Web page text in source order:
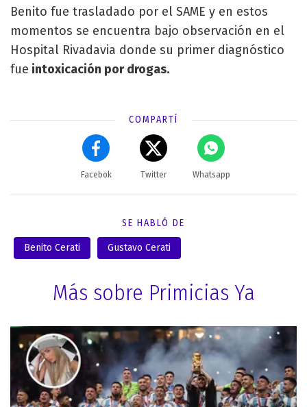
Benito fue trasladado por el SAME y en estos
momentos se encuentra bajo observación en el
Hospital Rivadavia donde su primer diagnóstico
fue intoxicación por drogas.
COMPARTÍ
Facebok Twitter Whatsapp
SE HABLÓ DE
Benito Cerati Gustavo Cerati
Más sobre Primicias Ya